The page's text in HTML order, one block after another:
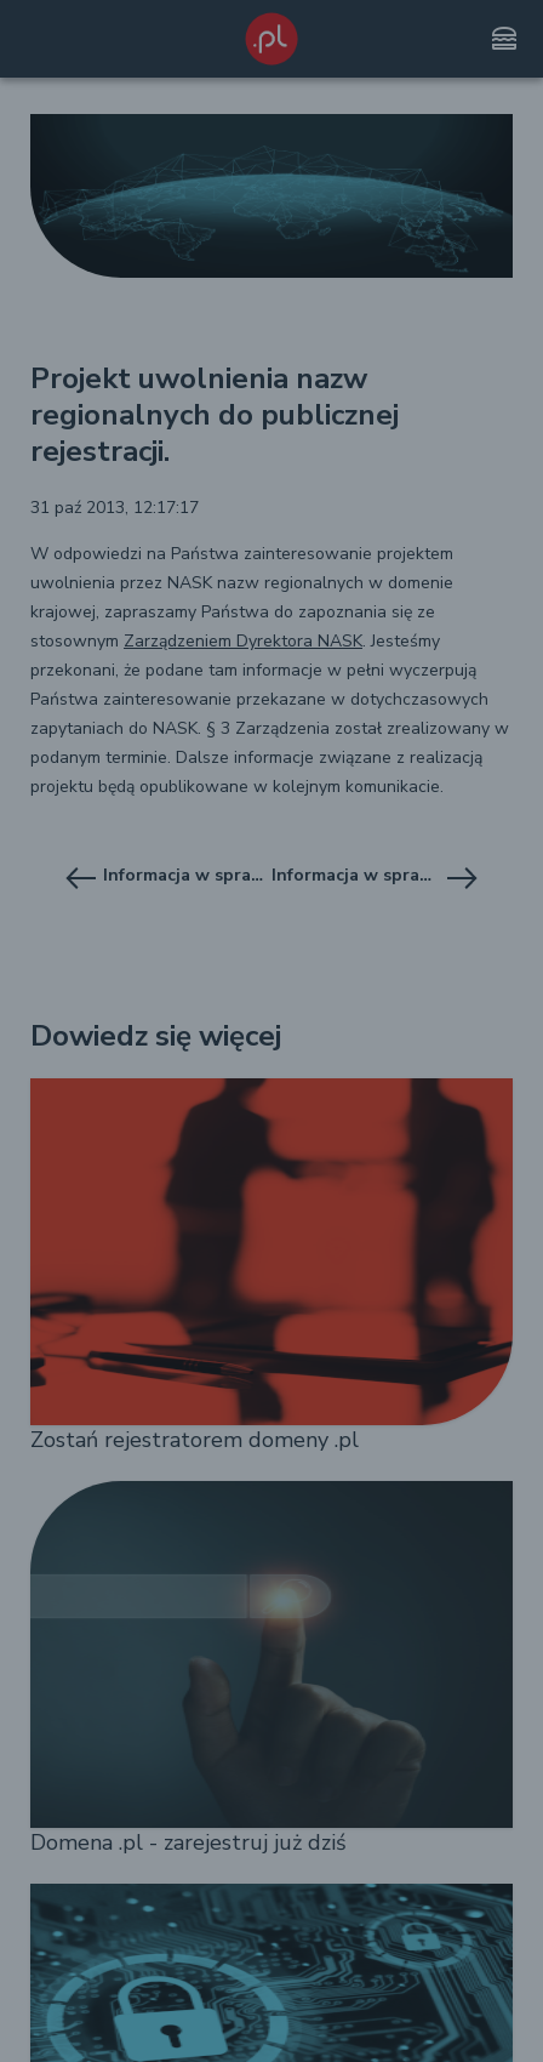
lunch_dining
Projekt uwolnienia nazw
regionalnych do publicznej
rejestracji.
31 paź 2013, 12:17:17
W odpowiedzi na Państwa zainteresowanie projektem
uwolnienia przez NASK nazw regionalnych w domenie
krajowej, zapraszamy Państwa do zapoznania się ze
stosownym Zarządzeniem Dyrektora NASK. Jesteśmy
przekonani, że podane tam informacje w pełni wyczerpują
Państwa zainteresowanie przekazane w dotychczasowych
zapytaniach do NASK. § 3 Zarządzenia został zrealizowany w
podanym terminie. Dalsze informacje związane z realizacją
projektu będą opublikowane w kolejnym komunikacie.
Informacja w sprawie uwolnienia nazw regionalnych do publicznej rejestracji. Informacja w sprawie uwolnienia nazw regionalnych do publicznej rejestracji.
Dowiedz się więcej
Zostań rejestratorem domeny .pl
Domena .pl - zarejestruj już dziś